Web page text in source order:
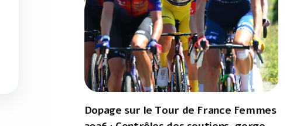
Dopage sur le Tour de France Femmes